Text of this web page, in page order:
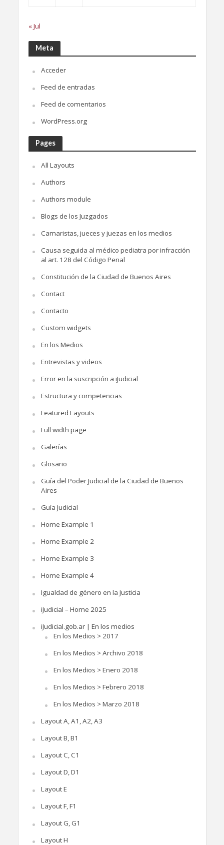
« Jul
Meta
Acceder
Feed de entradas
Feed de comentarios
WordPress.org
Pages
All Layouts
Authors
Authors module
Blogs de los Juzgados
Camaristas, jueces y juezas en los medios
Causa seguida al médico pediatra por infracción
al art. 128 del Código Penal
Constitución de la Ciudad de Buenos Aires
Contact
Contacto
Custom widgets
En los Medios
Entrevistas y videos
Error en la suscripción a iJudicial
Estructura y competencias
Featured Layouts
Full width page
Galerías
Glosario
Guía del Poder Judicial de la Ciudad de Buenos
Aires
Guía Judicial
Home Example 1
Home Example 2
Home Example 3
Home Example 4
Igualdad de género en la Justicia
iJudicial – Home 2025
iJudicial.gob.ar | En los medios
En los Medios > 2017
En los Medios > Archivo 2018
En los Medios > Enero 2018
En los Medios > Febrero 2018
En los Medios > Marzo 2018
Layout A, A1, A2, A3
Layout B, B1
Layout C, C1
Layout D, D1
Layout E
Layout F, F1
Layout G, G1
Layout H